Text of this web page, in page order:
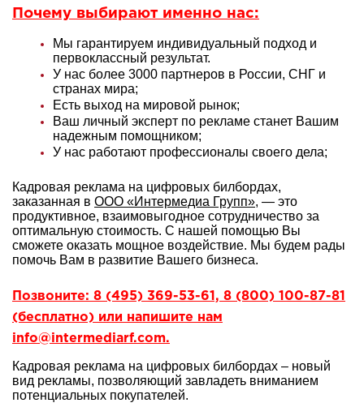
Почему выбирают именно нас:
Мы гарантируем индивидуальный подход и
первоклассный результат.
У нас более 3000 партнеров в России, СНГ и
странах мира;
Есть выход на мировой рынок;
Ваш личный эксперт по рекламе станет Вашим
надежным помощником;
У нас работают профессионалы своего дела;
Кадровая реклама на цифровых билбордах,
заказанная в ООО «Интермедиа Групп», — это
продуктивное, взаимовыгодное сотрудничество за
оптимальную стоимость. С нашей помощью Вы
сможете оказать мощное воздействие. Мы будем рады
помочь Вам в развитие Вашего бизнеса.
Позвоните: 8 (495) 369-53-61, 8 (800) 100-87-81
(бесплатно) или напишите нам
info@intermediarf.com.
Кадровая реклама на цифровых билбордах – новый
вид рекламы, позволяющий завладеть вниманием
потенциальных покупателей.